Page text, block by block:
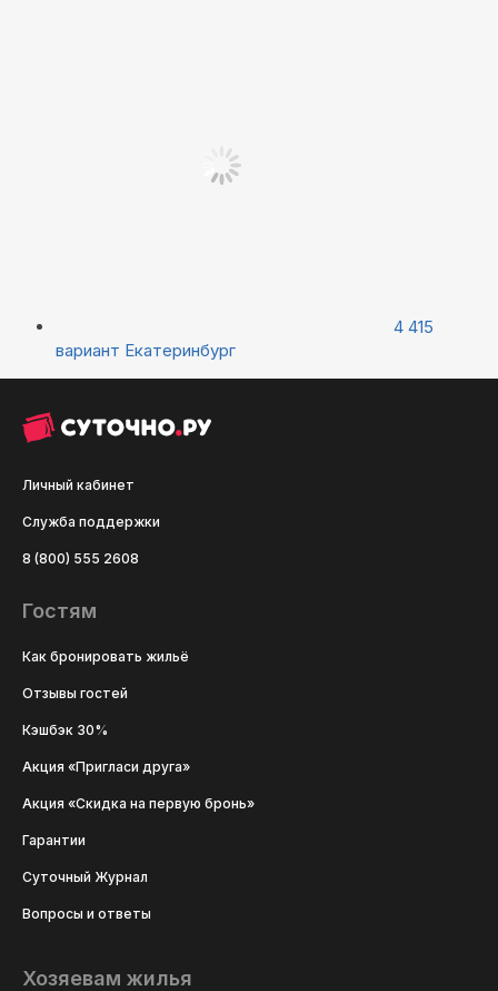
4 415
вариант Екатеринбург
Личный кабинет
Служба поддержки
8 (800) 555 2608
Гостям
Как бронировать жильё
Отзывы гостей
Кэшбэк 30%
Акция «Пригласи друга»
Акция «Скидка на первую бронь»
Гарантии
Суточный Журнал
Вопросы и ответы
Хозяевам жилья